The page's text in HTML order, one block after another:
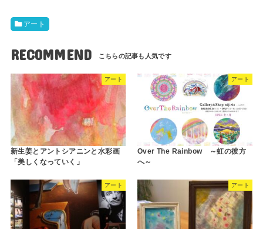
アート
RECOMMEND
アート
新生姜とアントシアニンと水彩画
「美しくなっていく」
アート
Over The Rainbow ～虹の彼方
へ～
アート アート